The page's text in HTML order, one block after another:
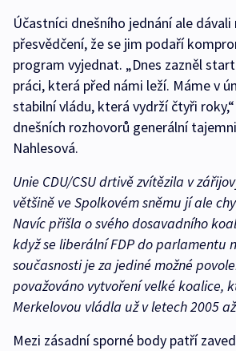
Účastníci dnešního jednání ale dávali
přesvědčení, že se jim podaří
program vyjednat. „Dnes zazněl
práci, která před námi leží. Máme v
stabilní vládu, která vydrží čtyři
dnešních rozhovorů generální
Nahlesová.
Unie CDU/CSU drtivě zvítězila v
většině ve Spolkovém sněmu jí ale
Navíc přišla o svého dosavadního
když se liberální FDP do parlamentu
současnosti je za jediné možné
považováno vytvoření velké koalice,
Merkelovou vládla už v letech 2005
Mezi zásadní sporné body patří